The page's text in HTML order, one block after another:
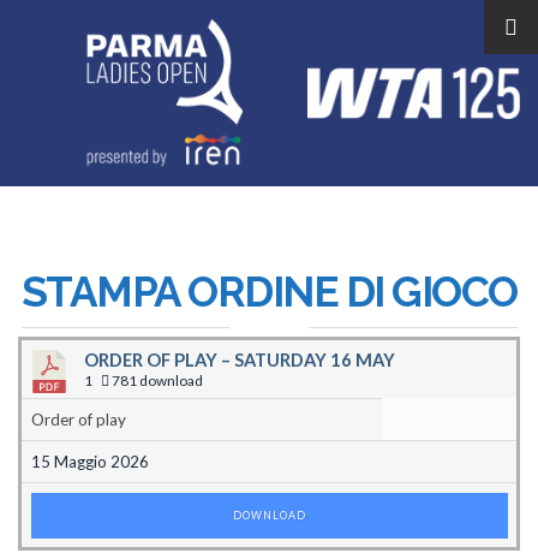
STAMPA ORDINE DI GIOCO
ORDER OF PLAY – SATURDAY 16 MAY
1 781 download
Order of play
15 Maggio 2026
DOWNLOAD